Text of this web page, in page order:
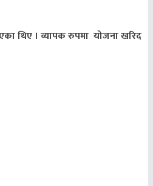
थिए । व्यापक रुपमा योजना खरिद